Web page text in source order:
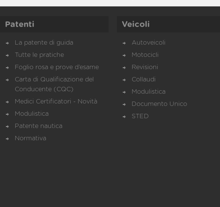
Patenti
La patente di guida
Tutte le pratiche
Foglio rosa e prove d’esame
Carta di Qualificazione del
Conducente (CQC)
Medici Certificatori - Novità
Modulistica
Patente nautica
Normativa
Veicoli
Autoveicoli
Motocicli
Revisioni
Collaudi
Modulistica
Documento Unico
STED